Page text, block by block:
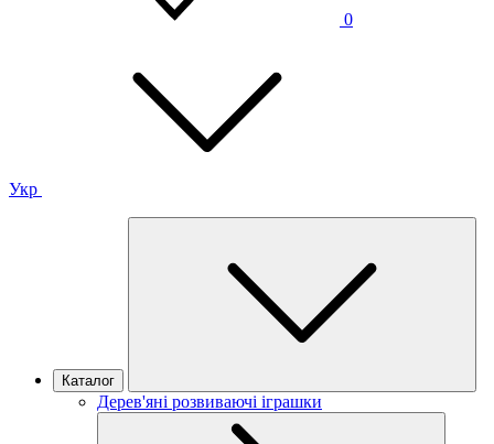
0
Укр
Каталог
Дерев'яні розвиваючі іграшки